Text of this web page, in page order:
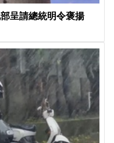
呈請總統明令褒揚